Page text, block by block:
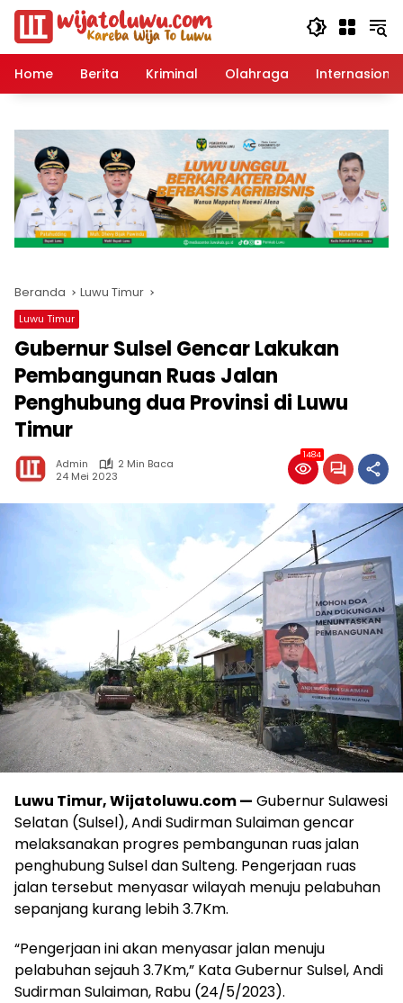
Langsung
konten
Home
Berita Kriminal Olahraga Internasional
Beranda Luwu Timur
Luwu Timur
Gubernur Sulsel Gencar Lakukan
Pembangunan Ruas Jalan
Penghubung dua Provinsi di Luwu
Timur
Admin
2 Min Baca
24 Mei 2023
1484
Luwu Timur, Wijatoluwu.com — Gubernur Sulawesi
Selatan (Sulsel), Andi Sudirman Sulaiman gencar
melaksanakan progres pembangunan ruas jalan
penghubung Sulsel dan Sulteng. Pengerjaan ruas
jalan tersebut menyasar wilayah menuju pelabuhan
sepanjang kurang lebih 3.7Km.
“Pengerjaan ini akan menyasar jalan menuju
pelabuhan sejauh 3.7Km,” Kata Gubernur Sulsel, Andi
Sudirman Sulaiman, Rabu (24/5/2023).